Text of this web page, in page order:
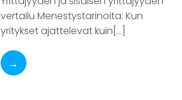
vertailu Menestystarinoita: Kun
yritykset ajattelevat kuin[…]
→